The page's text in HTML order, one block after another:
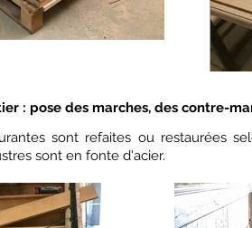
: pose des marches, des contre-
sont refaites ou restaurées
sont en fonte d'acier.